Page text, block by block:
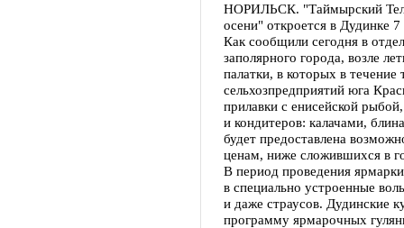
НОРИЛЬСК. "Таймырский
осени" откроется в Дудинке 7
Как сообщили сегодня в
заполярного города, возле
палатки, в которых в течение
сельхозпредприятий юга
прилавки с енисейской
и кондитеров: калачами,
будет предоставлена
ценам, ниже сложившихся в
В период проведения
в специально устроенные
и даже страусов. Дудинские
программу ярмарочных